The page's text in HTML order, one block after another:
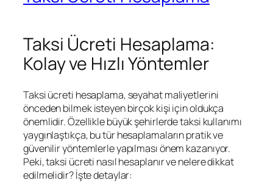
Taksi Ücreti Hesaplama:
Kolay ve Hızlı Yöntemler
Taksi ücreti hesaplama, seyahat maliyetlerini
önceden bilmek isteyen birçok kişi için oldukça
önemlidir. Özellikle büyük şehirlerde taksi kullanımı
yaygınlaştıkça, bu tür hesaplamaların pratik ve
güvenilir yöntemlerle yapılması önem kazanıyor.
Peki, taksi ücreti nasıl hesaplanır ve nelere dikkat
edilmelidir? İşte detaylar: